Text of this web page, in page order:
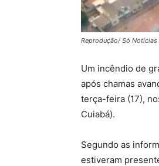
Reprodução/ Só Notícias
Um incêndio de
após chamas
terça-feira (17),
Cuiabá).
Segundo as
estiveram